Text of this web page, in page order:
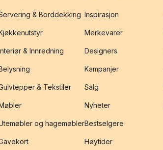
& Borddekking
& Innredning
& Tekstiler
og hagemøbler
Inspirasjon
Merkevarer
Designers
Kampanjer
Salg
Nyheter
Bestselgere
Høytider